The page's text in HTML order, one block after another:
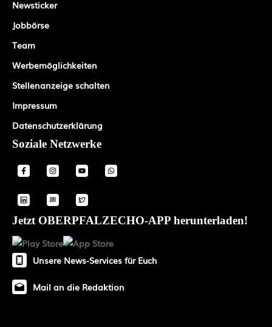
Newsticker
Jobbörse
Team
Werbemöglichkeiten
Stellenanzeige schalten
Impressum
Datenschutzerklärung
Soziale Netzwerke
Jetzt OBERPFALZECHO-APP herunterladen!
Unsere News-Services für Euch
Mail an die Redaktion